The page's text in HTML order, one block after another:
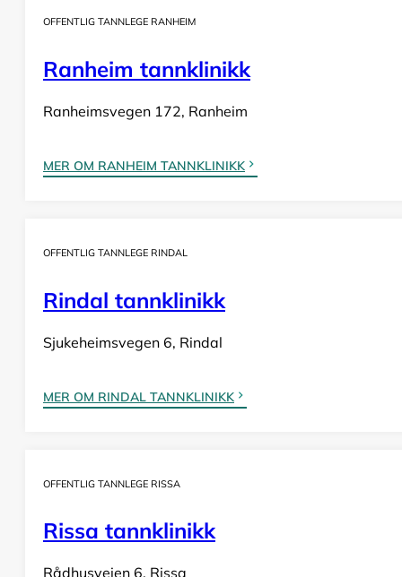
OFFENTLIG TANNLEGE RANHEIM
Ranheim tannklinikk
Ranheimsvegen 172, Ranheim
MER OM RANHEIM TANNKLINIKK
OFFENTLIG TANNLEGE RINDAL
Rindal tannklinikk
Sjukeheimsvegen 6, Rindal
MER OM RINDAL TANNKLINIKK
OFFENTLIG TANNLEGE RISSA
Rissa tannklinikk
Rådhusveien 6, Rissa